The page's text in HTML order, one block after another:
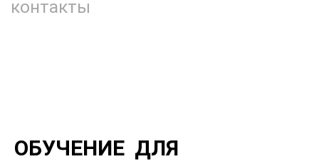
контакты
ОБУЧЕНИЕ ДЛЯ